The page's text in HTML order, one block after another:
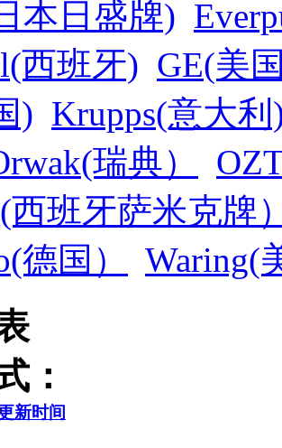
本日盛牌)
西班牙) GE(美
) Krupps(意大利
瑞典）
西班牙萨米克牌
德国） Waring(
：
新时间